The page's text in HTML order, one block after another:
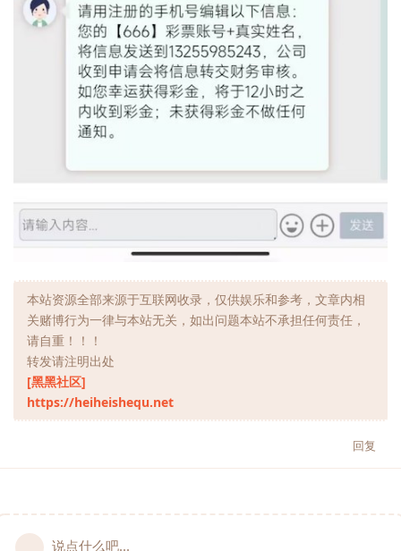
本站资源全部来源于互联网收录，仅供娱乐和参考，文章内相
关赌博行为一律与本站无关，如出问题本站不承担任何责任，
请自重！！！
转发请注明出处
[黑黑社区]
https://heiheishequ.net
回复
说点什么吧...